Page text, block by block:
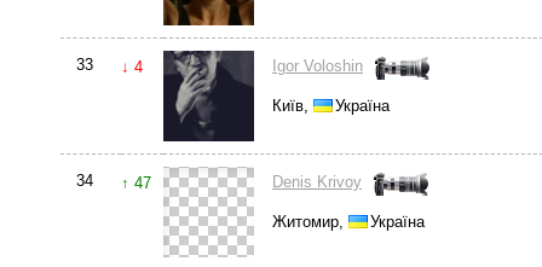
33 ↓ 4 Igor Voloshin
Київ, Україна
34 ↑ 47 Denis Krivoy
Житомир, Україна